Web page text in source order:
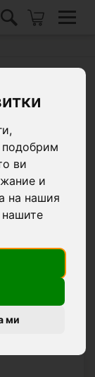
подобрим
ви
и
на нашия
ми
и